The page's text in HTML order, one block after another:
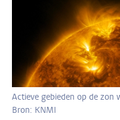
Actieve gebieden op de zon
Bron: KNMI